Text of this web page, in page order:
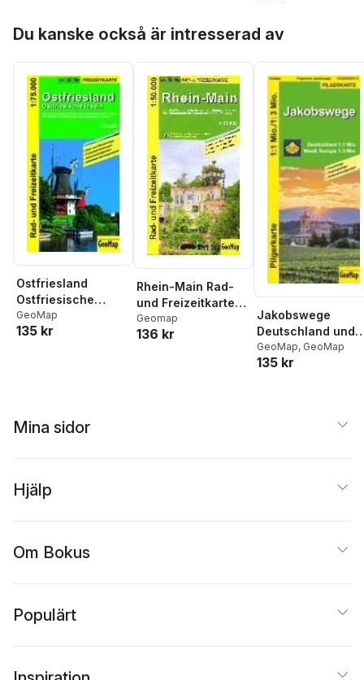
Du kanske också är intresserad av
Ostfriesland
Ostfriesische
Inseln 1:75.000
Rad- und
GeoMap
135 kr
Rhein-Main Rad-
und Freizeitkarte
1:50 000
Geomap
136 kr
Jakobswege
Deutschland und
westliches Europa
GeoMap, GeoMap
135 kr
Mina sidor
Hjälp
Om Bokus
Populärt